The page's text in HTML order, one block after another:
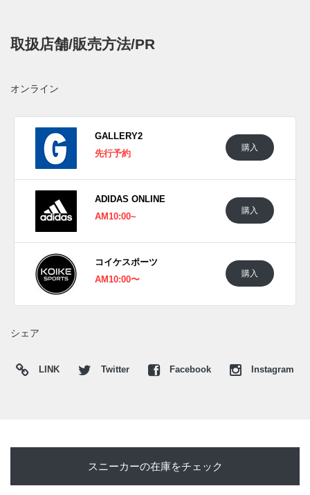
鮮やかなピンクのアクセントを添えた。アウトソールは半透
海外では2025年1月17日にアディダス取扱店にて発売予定。
UPDATE
日本国内では2025年3月21日にアディダス取扱店にて発売予
ニーカーウォーズのTwitterやFacebook などで報告したい。
取扱店舗/販売方法/PR
オンライン
GALLERY2
先行予約
購入
ADIDAS ONLINE
AM10:00~
購入
コイケスポーツ
AM10:00〜
購入
シェア
LINK Twitter Facebook Instagram
スニーカーの在庫をチェック